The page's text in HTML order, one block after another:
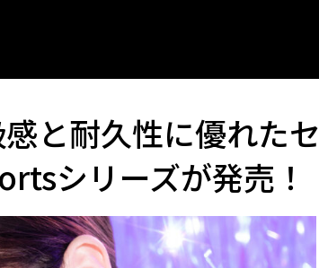
と耐久性に優れたセ
シリーズが発売！